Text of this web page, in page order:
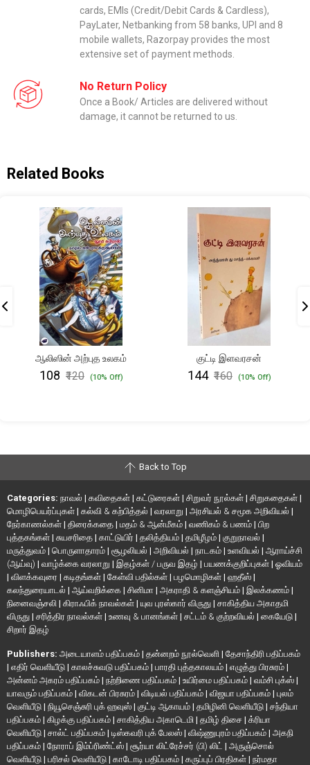
cards, EMIs (Credit/Debit Cards & Cardless),
PayLater, Netbanking from 58 banks, UPI and 8
mobile wallets, Razorpay provides the most
extensive set of payment methods.
No Return Policy
Once a Book/ Articles are delivered without
damage, it cannot be returned to us.
Related Books
ஆலிஸின் அற்புத உலகம்
₹108 ₹120 (10% Off)
குட்டி இளவரசன்
₹144 ₹160 (10% Off)
Back to Top
Categories: நாவல் | கவிதைகள் | கட்டுரைகள் | சிறுவர் நூல்கள் | சிறுகதைகள் |
மொழிபெயர்ப்புகள் | கல்வி & கற்பித்தல் | வரலாறு | அரசியல் & சமூக அறிவியல் |
நேர்காணல்கள் | திரைக்கதை | மதம் & ஆன்மீகம் | வணிகம் & பணம் | பிற
புத்தகங்கள் | சுயசரிதை | காட்டுயிர் | தலித்தியம் | தமிழீழம் | குறுநாவல் |
மருத்துவம் | பொருளாதாரம் | சூழலியல் | அறிவியல் | நாடகம் | உளவியல் | ஆராய்ச்சி
(ஆய்வு) | வாழ்க்கை வரலாறு | இதழ்கள் / பருவ இதழ் | பயணக்குறிப்புகள் | ஓவியம்
| விளக்கவுரை | கடிதங்கள் | கேள்வி பதில்கள் | பழமொழிகள் | ஹதீஸ் |
கலந்துரையாடல் | ஆய்வறிக்கை | சினிமா | அகராதி & களஞ்சியம் | இலக்கணம் |
நினைவஞ்சலி | கிராஃபிக் நாவல்கள் | யுவ புரஸ்கார் விருது | சாகித்திய அகாதமி
விருது | சரித்திர நாவல்கள் | உணவு & பானங்கள் | சட்டம் & குற்றவியல் | கையேடு |
சிறார் இதழ்
Publishers: அடையாளம் பதிப்பகம் | தன்னறம் நூல்வெளி | தேசாந்திரி பதிப்பகம்
| எதிர் வெளியீடு | காலச்சுவடு பதிப்பகம் | பாரதி புத்தகாலயம் | எழுத்து பிரசுரம் |
அன்னம் அகரம் பதிப்பகம் | நற்றிணை பதிப்பகம் | உயிர்மை பதிப்பகம் | வம்சி புக்ஸ் |
யாவரும் பதிப்பகம் | விகடன் பிரசுரம் | விடியல் பதிப்பகம் | விஜயா பதிப்பகம் | புலம்
வெளியீடு | நியூசெஞ்சுரி புக் ஹவுஸ் | குட்டி ஆகாயம் | தமிழினி வெளியீடு | சந்தியா
பதிப்பகம் | கிழக்கு பதிப்பகம் | சாகித்திய அகாடெமி | தமிழ் திசை | க்ரியா
வெளியீடு | சால்ட் பதிப்பகம் | டிஸ்கவரி புக் பேலஸ் | விஷ்ணுபுரம் பதிப்பகம் | அகநி
பதிப்பகம் | நோராப் இம்ப்ரிண்ட்ஸ் | சூர்யா லிட்ரேச்சர் (பி) லிட் | அருஞ்சொல்
வெளியீடு | பரிசல் வெளியீடு | காடோடி பதிப்பகம் | கருப்புப் பிரதிகள் | நர்மதா